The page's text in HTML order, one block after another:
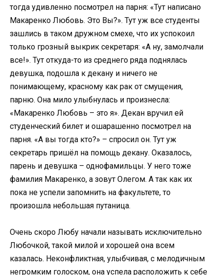
тогда удивленно посмотрел на парня: «Тут написано
Макаренко Любовь. Это Вы?». Тут уж все студенты
зашлись в таком дружном смехе, что их успокоил
только грозный выкрик секретаря: «А ну, замолчали
все!». Тут откуда-то из среднего ряда поднялась
девушка, подошла к декану и ничего не
понимающему, красному как рак от смущения,
парню. Она мило улыбнулась и произнесла:
«Макаренко Любовь – это я». Декан вручил ей
студенческий билет и ошарашенно посмотрел на
парня. «А вы тогда кто?» – спросил он. Тут уж
секретарь пришёл на помощь декану. Оказалось,
парень и девушка – однофамильцы. У него тоже
фамилия Макаренко, а зовут Олегом. А так как их
пока не успели запомнить на факультете, то
произошла небольшая путаница.
Очень скоро Любу начали называть исключительно
Любочкой, такой милой и хорошей она всем
казалась. Неконфликтная, улыбчивая, с мелодичным
негромким голоском, она успела расположить к себе